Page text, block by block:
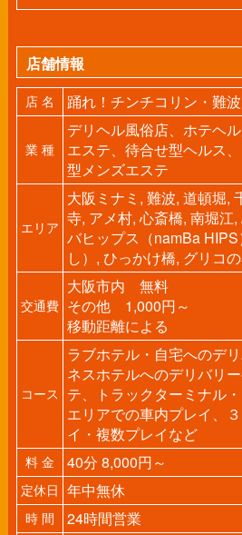
店舗情報
店 名 踊れ！チンチコリン・難
業 種
デリヘル風俗店、ホテヘ
エステ、待合せ型ヘルス
型メンズエステ
エリア
大阪ミナミ, 難波, 道頓堀,
寺, アメ村, 心斎橋, 南堀江
バヒップス（namBa
し）, ひっかけ橋, グリコ
交通費
大阪市内 無料
その他 1,000円～
移動距離による
コース
ラブホテル・自宅へのデ
ネスホテルへのデリバリ
テ、トラックターミナル
エリアでの車内プレイ、
イ・複数プレイなど
料 金 40分 8,000円～
定休日 年中無休
時 間 24時間営業